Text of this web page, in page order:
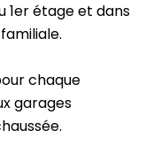
1er étage et dans
chaque
garages